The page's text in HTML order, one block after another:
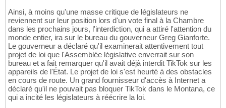
Ainsi, à moins qu'une masse critique de législateurs ne
reviennent sur leur position lors d'un vote final à la Chambre
dans les prochains jours, l'interdiction, qui a attiré l'attention du
monde entier, ira sur le bureau du gouverneur Greg Gianforte.
Le gouverneur a déclaré qu'il examinerait attentivement tout
projet de loi que l'Assemblée législative enverrait sur son
bureau et a fait remarquer qu'il avait déjà interdit TikTok sur les
appareils de l'État. Le projet de loi s'est heurté à des obstacles
en cours de route. Un grand fournisseur d'accès à Internet a
déclaré qu'il ne pouvait pas bloquer TikTok dans le Montana, ce
qui a incité les législateurs à réécrire la loi.